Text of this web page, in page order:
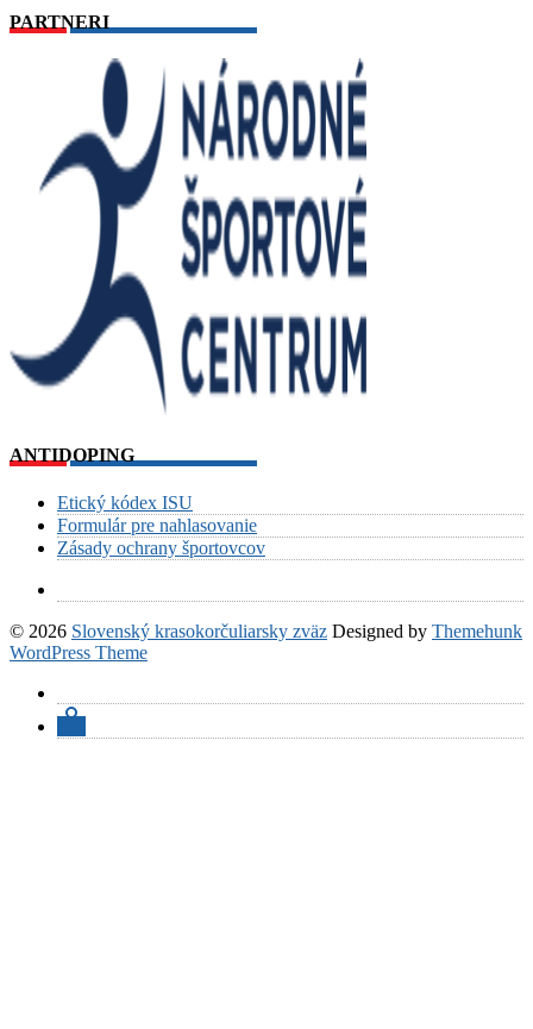
PARTNERI
ANTIDOPING
Etický kódex ISU
Formulár pre nahlasovanie
Zásady ochrany športovcov
© 2026 Slovenský krasokorčuliarsky zväz Designed by Themehunk
WordPress Theme